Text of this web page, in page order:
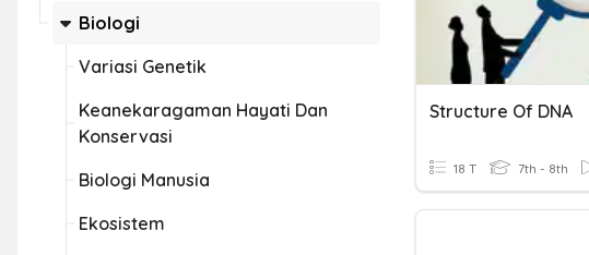
Biologi
Variasi Genetik
Keanekaragaman Hayati Dan
Konservasi
Biologi Manusia
Ekosistem
Structure Of DNA
18 T 7th - 8th